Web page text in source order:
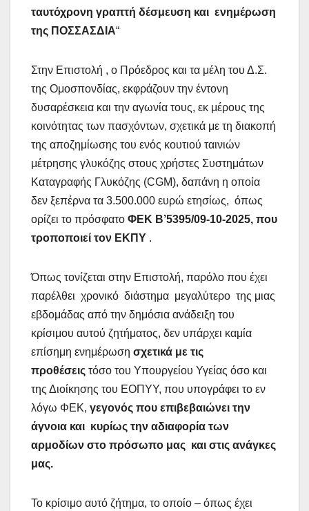
ταυτόχρονη γραπτή δέσμευση και ενημέρωση
της ΠΟΣΣΑΣΔΙΑ“
Στην Επιστολή , ο Πρόεδρος και τα μέλη του Δ.Σ.
της Ομοσπονδίας, εκφράζουν την έντονη
δυσαρέσκεια και την αγωνία τους, εκ μέρους της
κοινότητας των πασχόντων, σχετικά με τη διακοπή
της αποζημίωσης του ενός κουτιού ταινιών
μέτρησης γλυκόζης στους χρήστες Συστημάτων
Καταγραφής Γλυκόζης (CGM), δαπάνη η οποία
δεν ξεπέρνα τα 3.500.000 ευρώ ετησίως, όπως
ορίζει το πρόσφατο ΦΕΚ Β’5395/09-10-2025, που
τροποποιεί τον ΕΚΠΥ .
Όπως τονίζεται στην Επιστολή, παρόλο που έχει
παρέλθει χρονικό διάστημα μεγαλύτερο της μιας
εβδομάδας από την δημόσια ανάδειξη του
κρίσιμου αυτού ζητήματος, δεν υπάρχει καμία
επίσημη ενημέρωση σχετικά με τις
προθέσεις τόσο του Υπουργείου Υγείας όσο και
της Διοίκησης του ΕΟΠΥΥ, που υπογράφει το εν
λόγω ΦΕΚ, γεγονός που επιβεβαιώνει την
άγνοια και κυρίως την αδιαφορία των
αρμοδίων στο πρόσωπο μας και στις ανάγκες
μας.
Το κρίσιμο αυτό ζήτημα, το οποίο – όπως έχει